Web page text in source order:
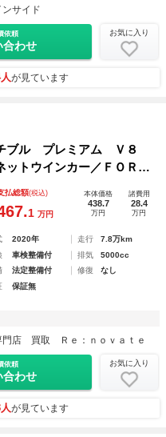
インサイド
依頼
合わせ
お気に入り
が見ています
ブル プレミアム Ｖ８
ットウインカー／ＦＯＲＧ
ＲＰマフラー／カーボン
／Ｂｌｕｅｔｏｏｔｈ／
払総額(税込)
1 万円
本体価格
438.7
万円
諸費用
28.4
万円
2020年 走行
7.8万km
車検整備付 排気
5000cc
法定整備付 修復
なし
保証無
門店 買取 Ｒｅ：ｎｏｖａｔｅ
依頼
合わせ
お気に入り
が見ています